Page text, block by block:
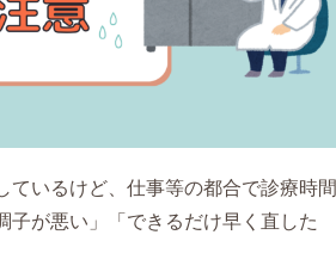
いるけど、仕事等の都合で診療時間
子が悪い」「できるだけ早く直した